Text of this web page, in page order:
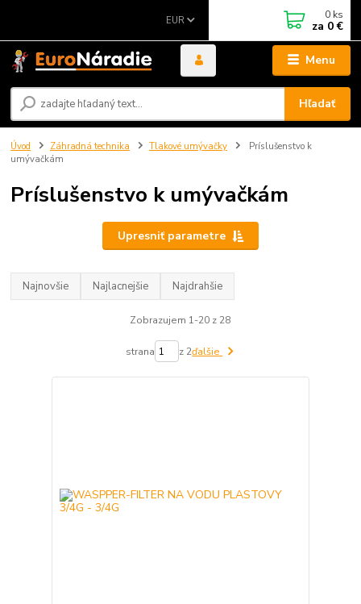
Menu
EUR
Hľadať
0 ks
za 0 €
Úvod Záhradná technika Tlakové umývačky
Príslušenstvo k
umývačkám
Príslušenstvo k umývačkám
Upresniť parametre
Najnovšie Najlacnejšie Najdrahšie
Zobrazujem 1-20 z 28
strana z 2ďalšie